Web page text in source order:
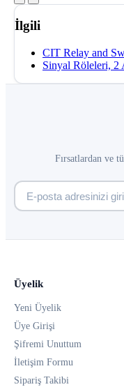
İlgili
CIT Relay and
Sinyal Röleleri, 2
Fırsatlardan ve
Üyelik
Yeni Üyelik
Üye Girişi
Şifremi Unuttum
İletişim Formu
Sipariş Takibi